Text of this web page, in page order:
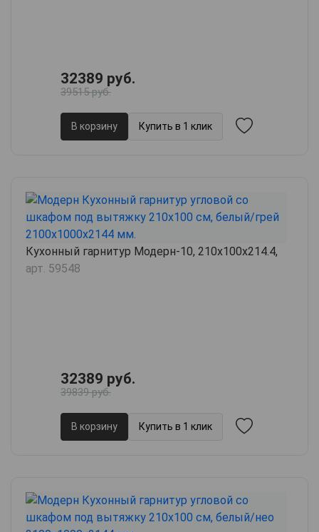
32389 руб.
39515 руб.
В корзину Купить в 1 клик
Кухонный гарнитур Модерн-10, 210х100х214.4,
арт. 59548
32389 руб.
39839 руб.
В корзину Купить в 1 клик